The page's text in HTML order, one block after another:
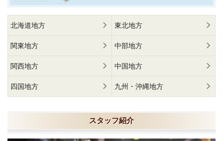
北海道地方 東北地方
関東地方 中部地方
関西地方 中国地方
四国地方 九州・沖縄地方
スタッフ紹介